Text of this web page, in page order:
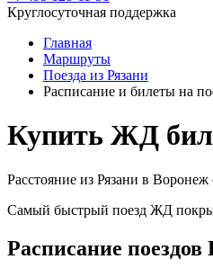
Круглосуточная поддержка
Главная
Маршруты
Поезда из Рязани
Расписание и билеты на
Купить ЖД
Расстояние из Рязани в Воронеж
Самый быстрый поезд ЖД
Расписание